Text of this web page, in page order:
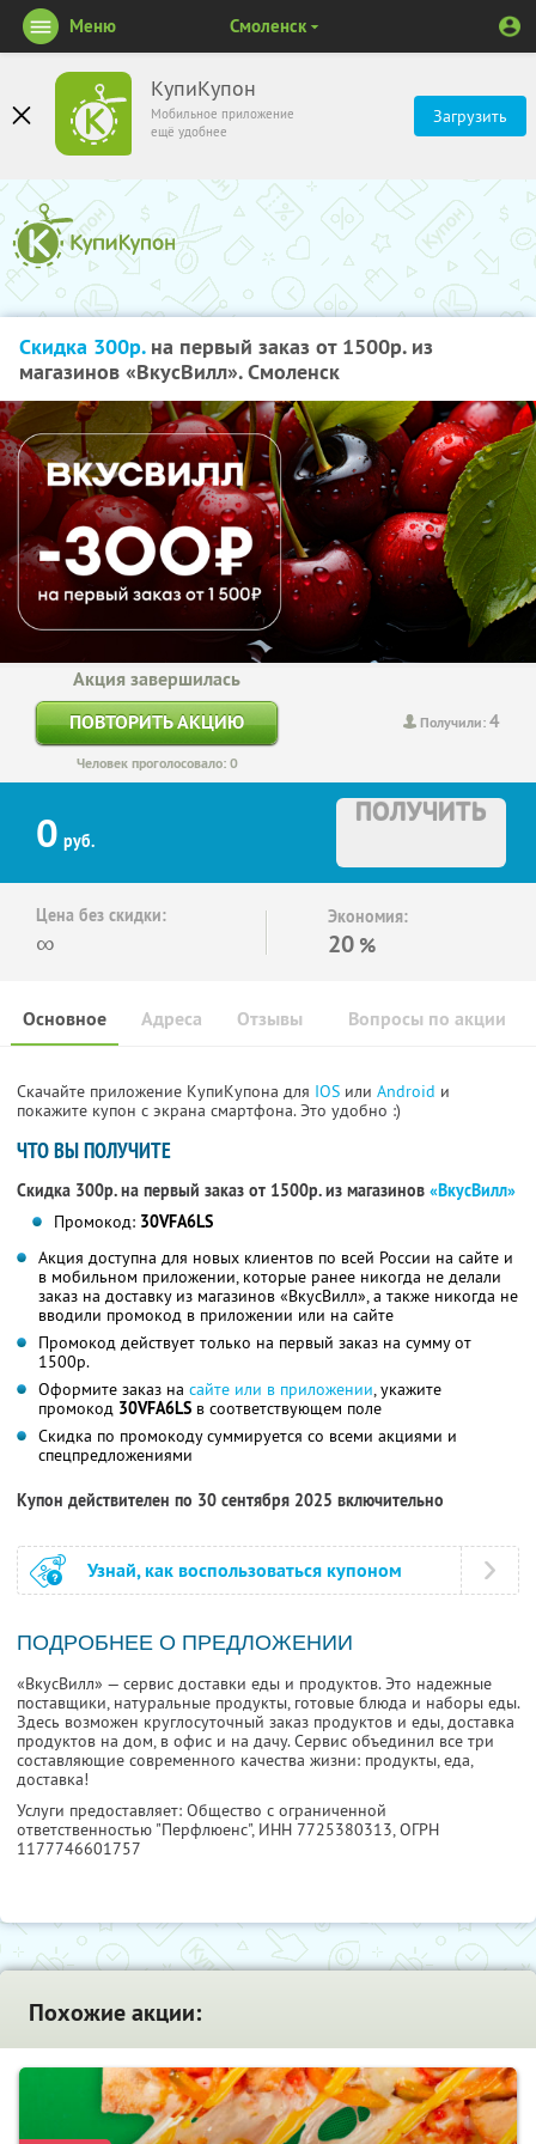
КупиКупон
Мобильное приложение
ещё удобнее
Загрузить
Меню Смоленск
Скидка 300р.на первый заказ от 1500р. из
магазинов «ВкусВилл». Смоленск
Получили:4
Акция завершилась
ПОВТОРИТЬ АКЦИЮ
Человек проголосовало: 0
0 руб.
ПОЛУЧИТЬ
Цена без скидки:
∞
Экономия:
20 %
Основное Отзывы Вопросы по акции
Адреса
Скачайте приложение КупиКупона для IOS или Android и
покажите купон с экрана смартфона. Это удобно :)
ЧТО ВЫ ПОЛУЧИТЕ
Скидка 300р. на первый заказ от 1500р. из магазинов «ВкусВилл»
Промокод: 30VFA6LS
Акция доступна для новых клиентов по всей России на сайте и
в мобильном приложении, которые ранее никогда не делали
заказ на доставку из магазинов «ВкусВилл», а также никогда не
вводили промокод в приложении или на сайте
Промокод действует только на первый заказ на сумму от
1500р.
Оформите заказ на сайте или в приложении, укажите
промокод 30VFA6LS в соответствующем поле
Скидка по промокоду суммируется со всеми акциями и
спецпредложениями
Купон действителен по 30 сентября 2025 включительно
Узнай, как воспользоваться купоном
ПОДРОБНЕЕ О ПРЕДЛОЖЕНИИ
«ВкусВилл» — сервис доставки еды и продуктов. Это надежные
поставщики, натуральные продукты, готовые блюда и наборы еды.
Здесь возможен круглосуточный заказ продуктов и еды, доставка
продуктов на дом, в офис и на дачу. Сервис объединил все три
составляющие современного качества жизни: продукты, еда,
доставка!
Услуги предоставляет: Общество с ограниченной
ответственностью "Перфлюенс", ИНН 7725380313, ОГРН
1177746601757
Похожие акции: